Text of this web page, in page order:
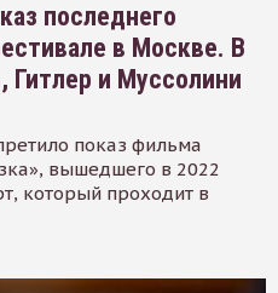
последнего
в Москве. В
Гитлер и Муссолини
показ фильма
вышедшего в 2022
который проходит в